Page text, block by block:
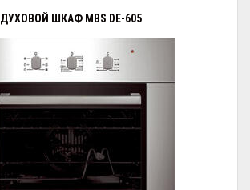
ДУХОВОЙ ШКАФ MBS DE-605